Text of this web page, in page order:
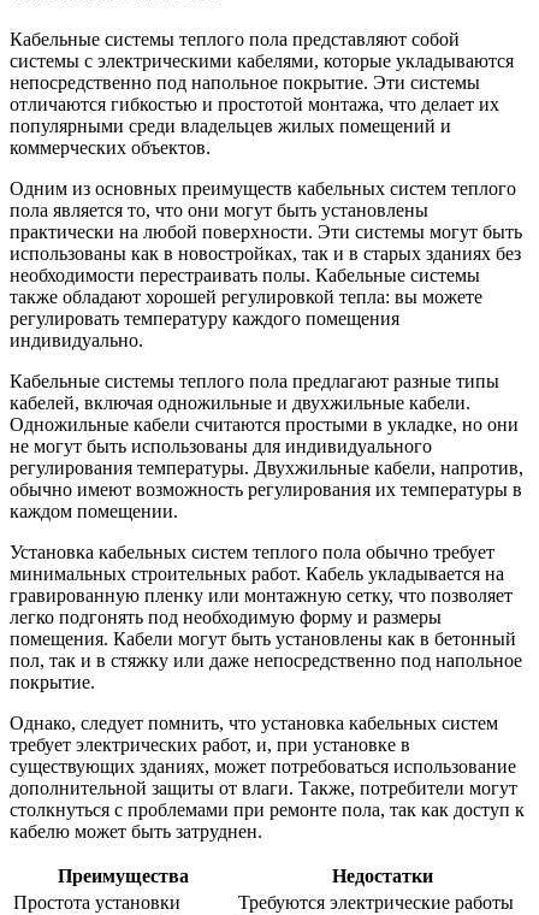
Кабельные системы теплого пола представляют собой
системы с электрическими кабелями, которые укладываются
непосредственно под напольное покрытие. Эти системы
отличаются гибкостью и простотой монтажа, что делает их
популярными среди владельцев жилых помещений и
коммерческих объектов.
Одним из основных преимуществ кабельных систем теплого
пола является то, что они могут быть установлены
практически на любой поверхности. Эти системы могут быть
использованы как в новостройках, так и в старых зданиях без
необходимости перестраивать полы. Кабельные системы
также обладают хорошей регулировкой тепла: вы можете
регулировать температуру каждого помещения
индивидуально.
Кабельные системы теплого пола предлагают разные типы
кабелей, включая одножильные и двухжильные кабели.
Одножильные кабели считаются простыми в укладке, но они
не могут быть использованы для индивидуального
регулирования температуры. Двухжильные кабели, напротив,
обычно имеют возможность регулирования их температуры в
каждом помещении.
Установка кабельных систем теплого пола обычно требует
минимальных строительных работ. Кабель укладывается на
гравированную пленку или монтажную сетку, что позволяет
легко подгонять под необходимую форму и размеры
помещения. Кабели могут быть установлены как в бетонный
пол, так и в стяжку или даже непосредственно под напольное
покрытие.
Однако, следует помнить, что установка кабельных систем
требует электрических работ, и, при установке в
существующих зданиях, может потребоваться использование
дополнительной защиты от влаги. Также, потребители могут
столкнуться с проблемами при ремонте пола, так как доступ к
кабелю может быть затруднен.
Преимущества
Недостатки
Простота установки
Требуются электрические работы